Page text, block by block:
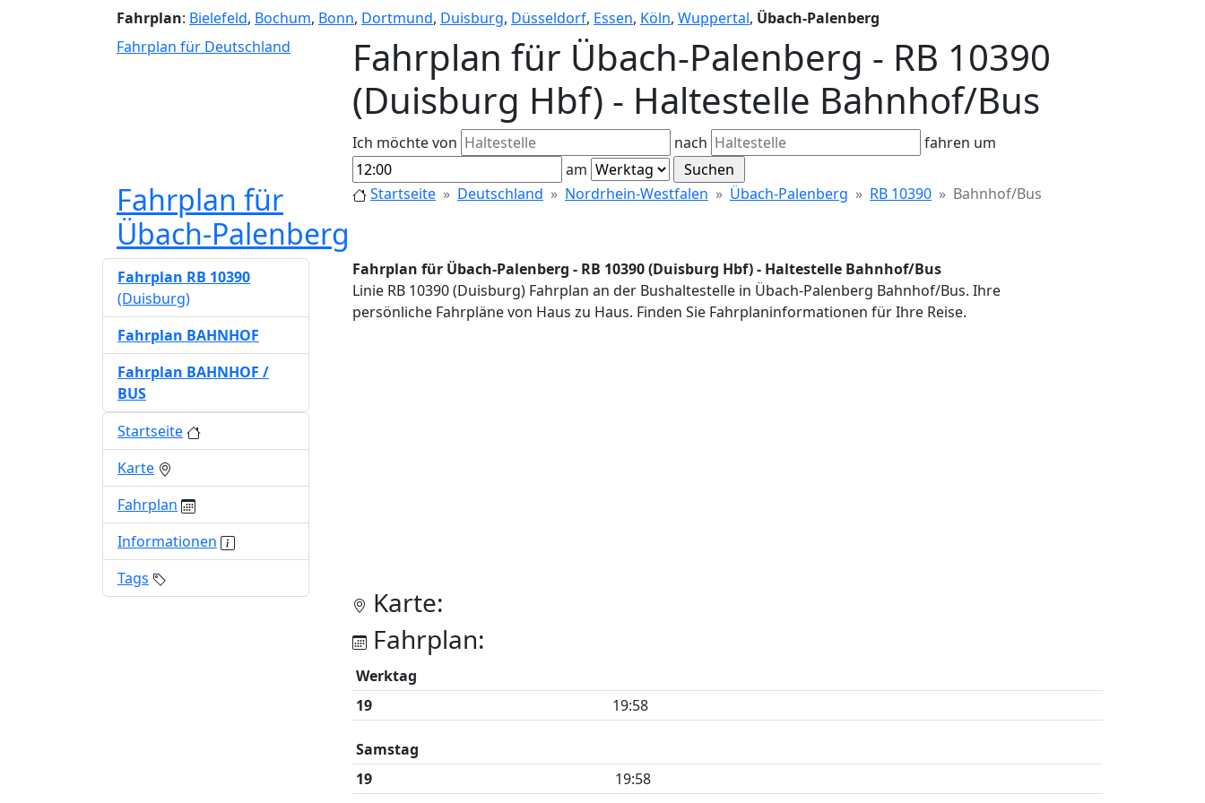
Fahrplan: Bielefeld, Bochum, Bonn, Dortmund, Duisburg, Düsseldorf, Essen, Köln, Wuppertal, Übach-Palenberg
Fahrplan für Deutschland
Fahrplan für Übach-Palenberg - RB 10390
(Duisburg Hbf) - Haltestelle Bahnhof/Bus
Ich möchte von nach
fahren um
am
Fahrplan für
Übach-Palenberg
Startseite Deutschland Nordrhein-Westfalen Übach-Palenberg RB 10390 Bahnhof/Bus
Fahrplan für Übach-Palenberg - RB 10390 (Duisburg Hbf) - Haltestelle Bahnhof/Bus
Linie RB 10390 (Duisburg) Fahrplan an der Bushaltestelle in Übach-Palenberg Bahnhof/Bus. Ihre
persönliche Fahrpläne von Haus zu Haus. Finden Sie Fahrplaninformationen für Ihre Reise.
Karte:
Fahrplan:
Werktag
19
19:58
Samstag
19
19:58
Fahrplan RB 10390
(Duisburg)
Fahrplan BAHNHOF
Fahrplan BAHNHOF /
BUS
Startseite
Karte
Fahrplan
Informationen
Tags